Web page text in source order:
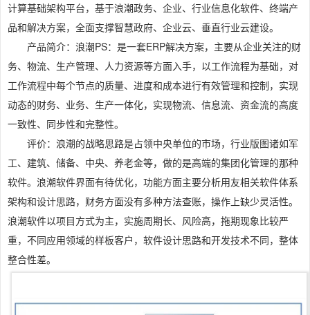
计算基础架构平台，基于浪潮政务、企业、行业信息化软件、终端产
品和解决方案，全面支撑智慧政府、企业云、垂直行业云建设。
产品简介：浪潮PS：是一套ERP解决方案，主要从企业关注的财
务、物流、生产管理、人力资源等方面入手，以工作流程为基础，对
工作流程中每个节点的质量、进度和成本进行有效管理和控制，实现
动态的财务、业务、生产一体化，实现物流、信息流、资金流的高度
一致性、同步性和完整性。
评价：浪潮的战略思路是占领中央单位的市场，行业版图诸如军
工、建筑、储备、中央、养老金等，做的是高端的集团化管理的那种
软件。浪潮软件界面有待优化，功能方面主要分析用友相关软件体系
架构和设计思路，财务方面没有多种方法查账，操作上缺少灵活性。
浪潮软件以项目方式为主，实施周期长、风险高，拖期现象比较严
重，不同应用领域的样板客户，软件设计思路和开发技术不同，整体
整合性差。